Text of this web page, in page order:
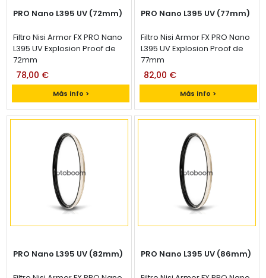
PRO Nano L395 UV (72mm)
Filtro Nisi Armor FX PRO Nano
L395 UV Explosion Proof de
72mm
Más info >
78,00 €
PRO Nano L395 UV (77mm)
Filtro Nisi Armor FX PRO Nano
L395 UV Explosion Proof de
77mm
Más info >
82,00 €
PRO Nano L395 UV (82mm) PRO Nano L395 UV (86mm)